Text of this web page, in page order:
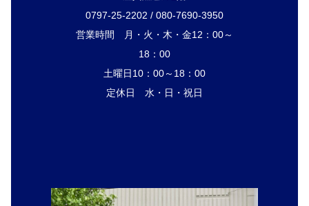
0797-25-2202 / 080-7690-3950
営業時間 月・火・木・金12：00～
18：00
土曜日10：00～18：00
定休日 水・日・祝日